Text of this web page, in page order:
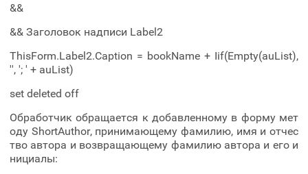
&&
&& Заголовок надписи Label2
ThisForm.Label2.Caption = bookName + Iif(Empty(auList),
'', '; ' + auList)
set deleted off
Обработчик обращается к добавленному в форму мет
оду ShortAuthor, принимающему фамилию, имя и отчес
тво автора и возвращающему фамилию автора и его и
нициалы: